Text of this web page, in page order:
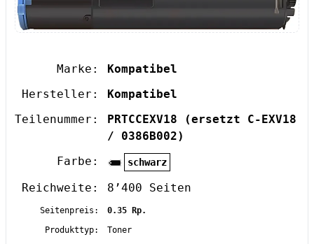
Marke:
Kompatibel
Hersteller:
Kompatibel
Teilenummer:
PRTCCEXV18
(ersetzt C-EXV18
/ 0386B002)
Farbe:
schwarz
Reichweite: 8’400 Seiten
Seitenpreis:
0.35 Rp.
Produkttyp:
Toner